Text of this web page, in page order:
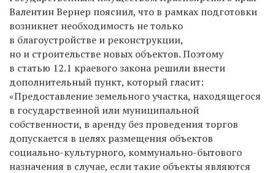
Валентин Вернер пояснил, что в рамках подготовки
возникнет необходимость не только
в благоустройстве и реконструкции,
но и строительстве новых объектов. Поэтому
в статью 12.1 краевого закона решили внести
дополнительный пункт, который гласит:
«Предоставление земельного участка, находящегося
в государственной или муниципальной
собственности, в аренду без проведения торгов
допускается в целях размещения объектов
социально-культурного, коммунально-бытового
назначения в случае, если такие объекты являются